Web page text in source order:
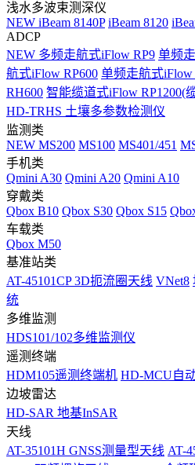
浅水多波束测深仪
NEW iBeam 8140P iBeam 8120
ADCP
NEW 多频走航式iFlow RP9 单频
航式iFlow RP600 单频走航式iFlow
RH600 智能缆道式iFlow RP1200(
HD-TRHS 土壤多参数检测仪
监测类
NEW MS200 MS100 MS401/451
手机类
Qmini A30 Qmini A20 Qmini A10
穿戴类
Qbox B10 Qbox S30 Qbox S15
车载类
Qbox M50
基准站类
AT-45101CP 3D扼流圈天线 VNet8
统
多维监测
HDS101/102多维监测仪
遥测终端
HDM105遥测终端机 HD-MCU自
边坡雷达
HD-SAR 地基InSAR
天线
AT-35101H GNSS测量型天线 AT-